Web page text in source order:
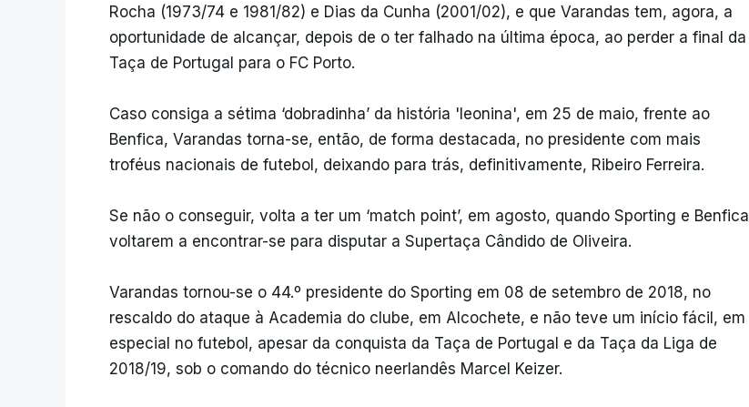
Rocha (1973/74 e 1981/82) e Dias da Cunha (2001/02), e que Varandas tem, agora, a
oportunidade de alcançar, depois de o ter falhado na última época, ao perder a final da
Taça de Portugal para o FC Porto.
Caso consiga a sétima ‘dobradinha’ da história 'leonina', em 25 de maio, frente ao
Benfica, Varandas torna-se, então, de forma destacada, no presidente com mais
troféus nacionais de futebol, deixando para trás, definitivamente, Ribeiro Ferreira.
Se não o conseguir, volta a ter um ‘match point’, em agosto, quando Sporting e Benfica
voltarem a encontrar-se para disputar a Supertaça Cândido de Oliveira.
Varandas tornou-se o 44.º presidente do Sporting em 08 de setembro de 2018, no
rescaldo do ataque à Academia do clube, em Alcochete, e não teve um início fácil, em
especial no futebol, apesar da conquista da Taça de Portugal e da Taça da Liga de
2018/19, sob o comando do técnico neerlandês Marcel Keizer.